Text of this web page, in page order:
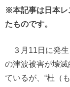
※本記事は日本レ
たものです。
３月11日に発生
の津波被害が壊
ているが、“杜（